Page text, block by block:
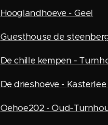
Hooglandhoeve - Geel
Guesthouse de
De chille kempen -
De drieshoeve - Kasterlee
Oehoe202 - Oud-